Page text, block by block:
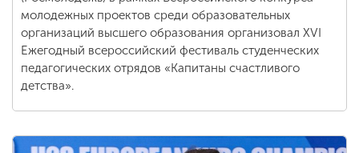
молодежных проектов среди образовательных
организаций высшего образования организовал XVI
Ежегодный всероссийский фестиваль студенческих
педагогических отрядов «Капитаны счастливого
детства».